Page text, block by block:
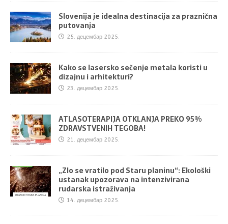
Slovenija je idealna destinacija za praznična
putovanja
25. децембар 2025.
Kako se lasersko sečenje metala koristi u
dizajnu i arhitekturi?
23. децембар 2025.
ATLASOTERAPIJA OTKLANJA PREKO 95%
ZDRAVSTVENIH TEGOBA!
21. децембар 2025.
„Zlo se vratilo pod Staru planinu“: Ekološki
ustanak upozorava na intenzivirana
rudarska istraživanja
14. децембар 2025.